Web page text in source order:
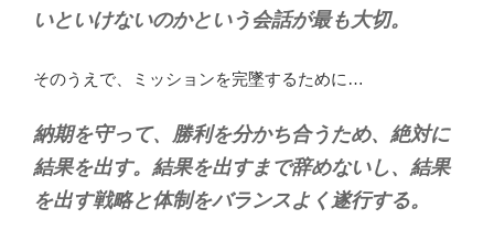
いといけないのかという会話が最も大切。
そのうえで、ミッションを完墜するために…
納期を守って、勝利を分かち合うため、絶対に
結果を出す。結果を出すまで辞めないし、結果
を出す戦略と体制をバランスよく遂行する。